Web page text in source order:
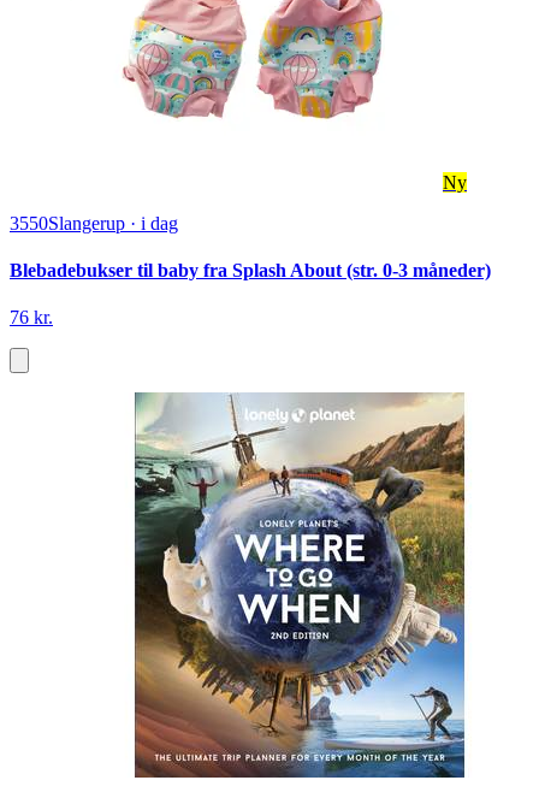
Ny
3550Slangerup · i dag
Blebadebukser til baby fra Splash About (str. 0-3 måneder)
76 kr.